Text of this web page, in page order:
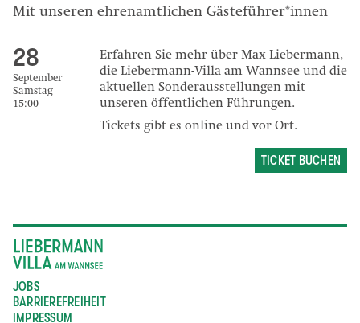
Mit unseren ehrenamtlichen Gästeführer*innen
Erfahren Sie mehr über Max Liebermann,
die Liebermann-Villa am Wannsee und die
aktuellen Sonderausstellungen mit
unseren öffentlichen Führungen.
Tickets gibt es online und vor Ort.
28
September
Samstag
15:00
TICKET BUCHEN
JOBS
BARRIEREFREIHEIT
IMPRESSUM